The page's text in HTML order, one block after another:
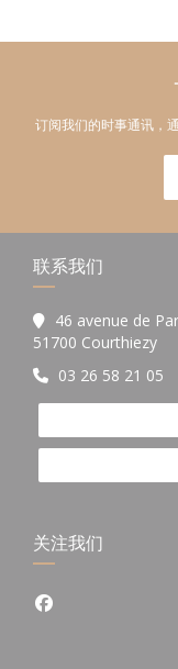
订阅我们的时事通讯，
联系我们
46 avenue de
51700 Courthiezy((
03 26 58 21 05
关注我们
Facebook ((在新